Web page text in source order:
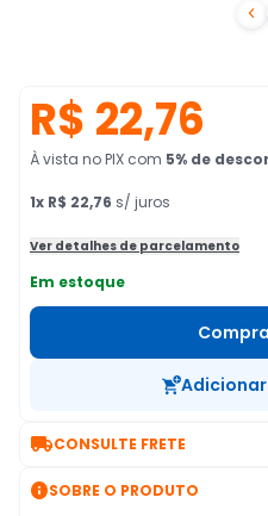

R$ 22,76
À vista no PIX com 5% de
1x R$ 22,76 s/ juros
Ver detalhes de parcelamento
Em estoque
CONSULTE FRETE
SOBRE O PRODUTO